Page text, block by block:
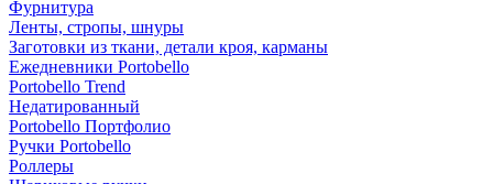
Фурнитура
Ленты, стропы, шнуры
Заготовки из ткани, детали кроя, карманы
Ежедневники Portobello
Portobello Trend
Недатированный
Portobello Портфолио
Ручки Portobello
Роллеры